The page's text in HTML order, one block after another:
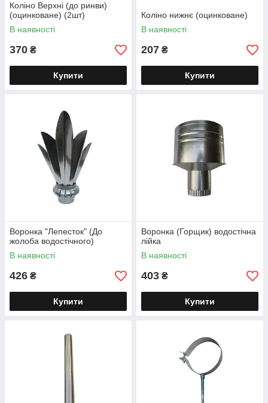
Коліно Верхні (до ринви)
(оцинковане) (2шт)
В наявності
370 ₴
Купити
Коліно нижнє (оцинковане)
В наявності
207 ₴
Купити
Воронка "Лепесток" (До
жолоба водостічного)
В наявності
426 ₴
Купити
Воронка (Горщик) водостічна
лійка
В наявності
403 ₴
Купити